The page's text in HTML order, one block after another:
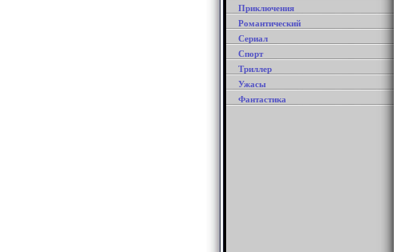
Приключения
Романтический
Сериал
Спорт
Триллер
Ужасы
Фантастика